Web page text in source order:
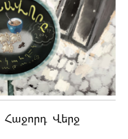
Հաջորդ Վերջ